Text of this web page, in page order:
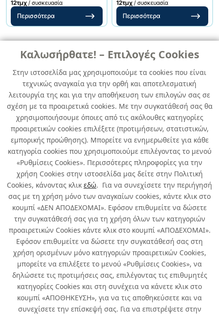
Καλωσήρθατε! – Επιλογές Cookies
Στην ιστοσελίδα μας χρησιμοποιούμε τα cookies που είναι
τεχνικώς αναγκαία για την ορθή και αποτελεσματική
λειτουργία της και για την αποθήκευση των επιλογών σας σε
σχέση με τα προαιρετικά cookies. Με την συγκατάθεσή σας θα
χρησιμοποιήσουμε όποιες από τις ακόλουθες κατηγορίες
προαιρετικών cookies επιλέξετε (προτιμήσεων, στατιστικών,
εμπορικής προώθησης). Μπορείτε να ενημερωθείτε για κάθε
κατηγορία cookies που χρησιμοποιούμε επιλέγοντας το μενού
«Ρυθμίσεις Cookies». Περισσότερες πληροφορίες για την
χρήση Cookies στην ιστοσελίδα μας δείτε στην Πολιτική
Cookies, κάνοντας κλικ εδώ. Για να συνεχίσετε την περιήγησή
σας με τη χρήση μόνο των αναγκαίων cookies, κάντε κλικ στο
κουμπί «ΔΕΝ ΑΠΟΔΕΧΟΜΑΙ». Εφόσον επιθυμείτε να δώσετε
την συγκατάθεσή σας για τη χρήση όλων των κατηγοριών
προαιρετικών Cookies κάντε κλικ στο κουμπί «ΑΠΟΔΕΧΟΜΑΙ».
Εφόσον επιθυμείτε να δώσετε την συγκατάθεσή σας στη
χρήση ορισμένων μόνο κατηγοριών προαιρετικών Cookies,
μπορείτε να επιλέξετε το μενού «Ρυθμίσεις Cookies», να
δηλώσετε τις προτιμήσεις σας, επιλέγοντας τις επιθυμητές
κατηγορίες Cookies και στη συνέχεια να κάνετε κλικ στο
κουμπί «ΑΠΟΘΗΚΕΥΣΗ», για να τις αποθηκεύσετε και να
συνεχίσετε την επίσκεψή σας. Για να επιστρέψετε στην
12τμχ / συσκευασία
Περισσότερα
12τμχ / συσκευασία
Περισσότερα
Σχετικά με εμάς
Χρήσιμα
Όροι χρήσης & Ασφάλεια
Developed byInfo Quest Technologies
Copyright © Δήλος 2016-2026. All rights reserved